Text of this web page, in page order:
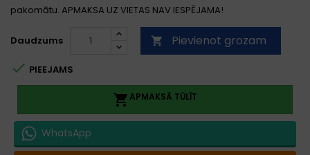
pakomātu. APMAKSA UZ VIETAS NAV IESPĒJAMA!
Daudzums  Pievienot grozam
 PIEEJAMS
APMAKSĀ TŪLĪT
WhatsApp